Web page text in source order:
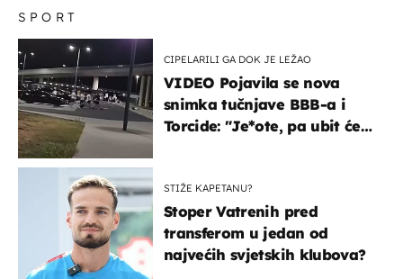
SPORT
CIPELARILI GA DOK JE LEŽAO
VIDEO Pojavila se nova
snimka tučnjave BBB-a i
Torcide: "Je*ote, pa ubit će
STIŽE KAPETANU?
Stoper Vatrenih pred
transferom u jedan od
najvećih svjetskih klubova?